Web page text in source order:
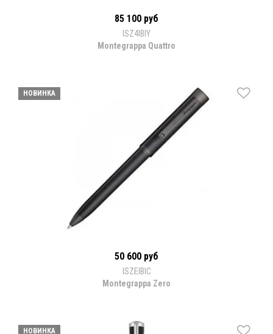
85 100 руб
ISZ4IBIY
Montegrappa Quattro
НОВИНКА
50 600 руб
ISZEIBIC
Montegrappa Zero
НОВИНКА